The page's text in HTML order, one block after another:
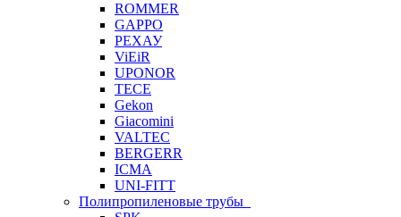
ROMMER
GAPPO
РЕХАУ
ViEiR
UPONOR
TECE
Gekon
Giacomini
VALTEC
BERGERR
ICMA
UNI-FITT
Полипропиленовые трубы